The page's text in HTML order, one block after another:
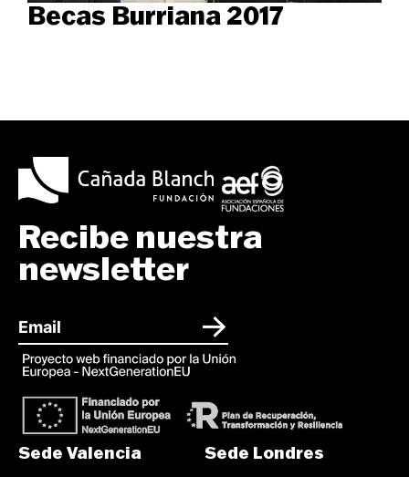
Becas Burriana 2017
Recibe nuestra
newsletter
Sede Valencia
Sede Londres